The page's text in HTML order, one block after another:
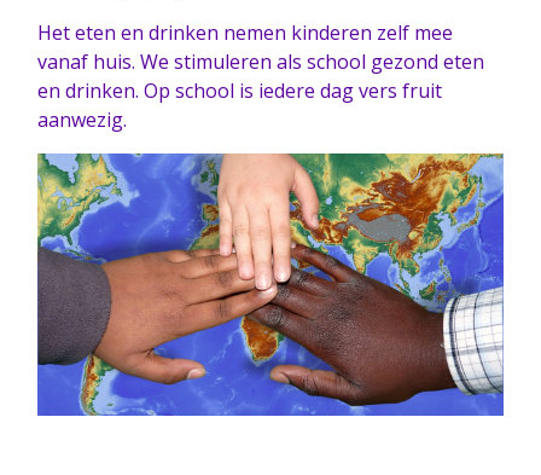
Contact
Het eten en drinken nemen kinderen zelf mee
vanaf huis. We stimuleren als school gezond eten
en drinken. Op school is iedere dag vers fruit
aanwezig.